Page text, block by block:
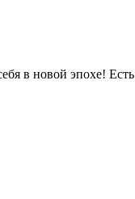
в новой эпохе!